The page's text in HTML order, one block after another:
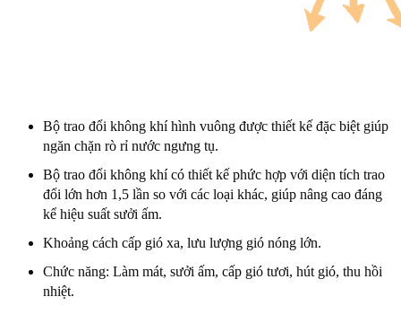
Bộ trao đổi không khí hình vuông được thiết kế đặc biệt giúp
ngăn chặn rò rỉ nước ngưng tụ.
Bộ trao đổi không khí có thiết kế phức hợp với diện tích trao
đổi lớn hơn 1,5 lần so với các loại khác, giúp nâng cao đáng
kể hiệu suất sưởi ấm.
Khoảng cách cấp gió xa, lưu lượng gió nóng lớn.
Chức năng: Làm mát, sưởi ấm, cấp gió tươi, hút gió, thu hồi
nhiệt.